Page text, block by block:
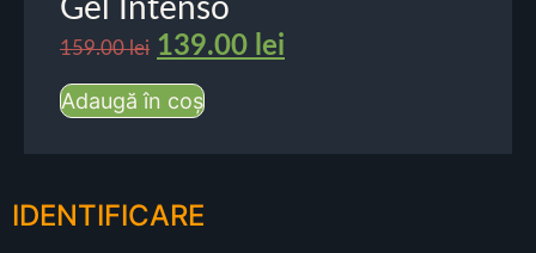
Gel Intenso
159.00lei 139.00 lei
Adaugă în coș
IDENTIFICARE